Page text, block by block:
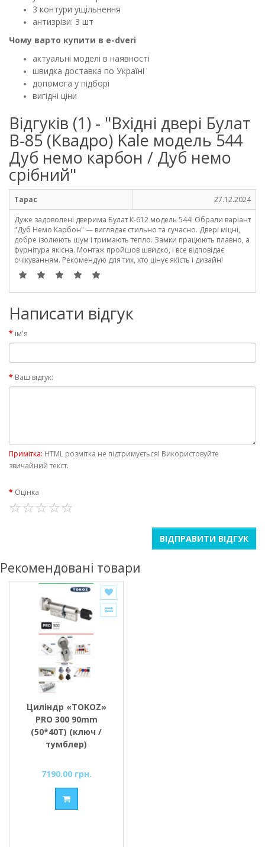
3 контури ущільнення
антизрізи: 3 шт
Чому варто купити в e-dveri
актуальні моделі в наявності
швидка доставка по Україні
допомога у підборі
вигідні ціни
Відгуків (1) - "Вхідні двері Булат
В-85 (Квадро) Kale модель 544
Дуб немо карбон / Дуб немо
срібний"
Тарас
27.12.2024
Дуже задоволені дверима Булат К-612 модель 544! Обрали варіант
"Дуб Немо Карбон" — виглядає стильно та сучасно. Двері міцні,
добре ізолюють шум і тримають тепло. Замки працюють плавно, а
фурнітура якісна. Монтаж пройшов швидко, і все відповідає
очікуванням. Рекомендую для тих, хто цінує якість і дизайн!
Написати відгук
ім'я
Ваш відгук:
Примітка: HTML розмітка не підтримується! Використовуйте
звичайний текст.
Оцінка
ВІДПРАВИТИ ВІДГУК
Рекомендовані товари
Циліндр «TOKOZ»
PRO 300 90mm
(50*40T) (ключ /
тумблер)
7190.00 грн.